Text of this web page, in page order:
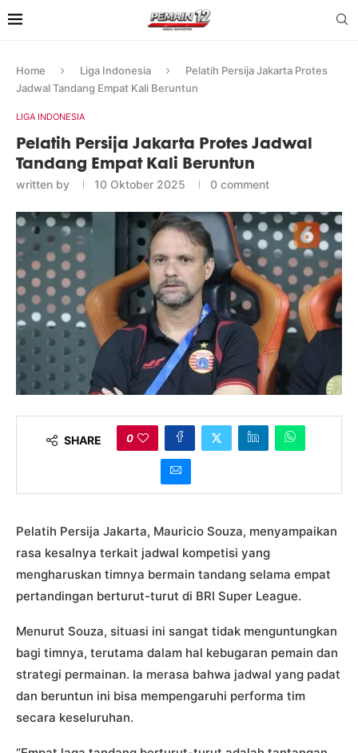
Home Liga Indonesia
Pelatih Persija Jakarta Protes
Jadwal Tandang Empat Kali Beruntun
LIGA INDONESIA
Pelatih Persija Jakarta Protes Jadwal
Tandang Empat Kali Beruntun
written by 10 Oktober 2025 0 comment
SHARE 0
Pelatih Persija Jakarta, Mauricio Souza, menyampaikan
rasa kesalnya terkait jadwal kompetisi yang
mengharuskan timnya bermain tandang selama empat
pertandingan berturut-turut di BRI Super League.
Menurut Souza, situasi ini sangat tidak menguntungkan
bagi timnya, terutama dalam hal kebugaran pemain dan
strategi permainan. Ia merasa bahwa jadwal yang padat
dan beruntun ini bisa mempengaruhi performa tim
secara keseluruhan.